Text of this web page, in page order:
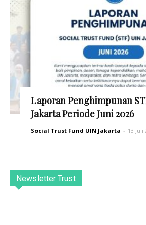
Laporan Penghimpunan
Jakarta Periode Juni 2026
Social Trust Fund UIN Jakarta - 13 Juli
Newsletter Trust